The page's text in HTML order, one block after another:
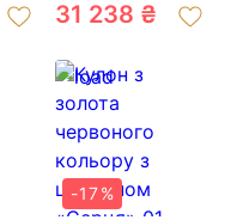
200538430
31 238 ₴
-17%